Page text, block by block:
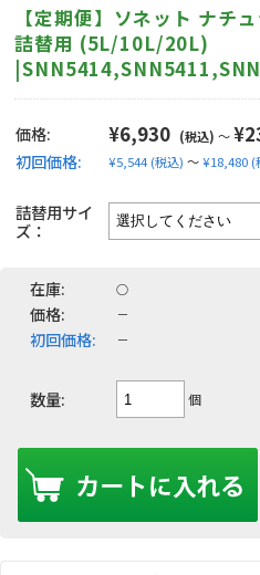
【定期便】ソネット ナチ
詰替用 (5L/10L/20L)
価格: ¥6,930 (税込) ～
初回価格: ¥5,544 (税込) ～ ¥18,480 (
詰替用サイ
ズ：
在庫: ○
価格: －
初回価格: －
数量: 個